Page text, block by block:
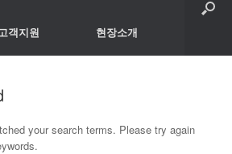
객지원 현장소개
your search terms. Please try again